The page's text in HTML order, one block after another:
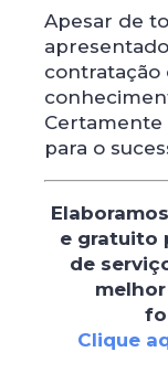
Apesar de
Certamente
para o
e gratuito
de
Clique